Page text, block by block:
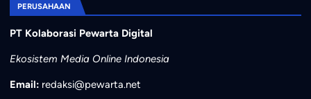
PERUSAHAAN
PT Kolaborasi Pewarta Digital
Ekosistem Media Online Indonesia
Email: redaksi@pewarta.net